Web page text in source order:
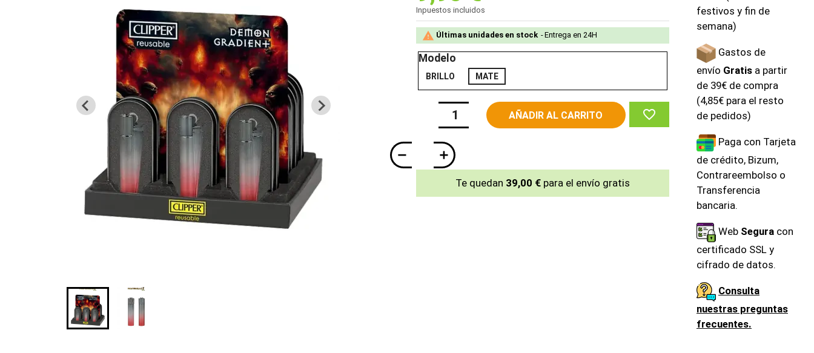
Inpuestos incluidos
 Últimas unidades en stock Entrega en 24H
Modelo
BRILLO MATE
AÑADIR AL CARRITO favorite_border
Te quedan 39,00 €para el envío gratis
festivos y fin de
semana)
Gastos de
envío Gratisa partir
de 39€ de compra
(4,85€ para el resto
de pedidos)
Paga con Tarjeta
de crédito, Bizum,
Contrareembolso o
Transferencia
bancaria.
Web Seguracon
certificado SSL y
cifrado de datos.
Consulta
nuestras preguntas
frecuentes.